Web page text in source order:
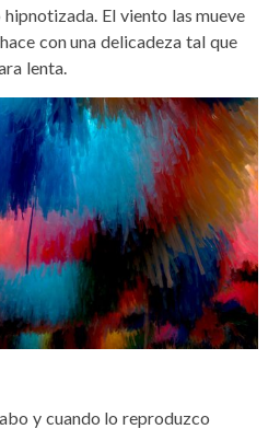
El viento las mueve
con una delicadeza tal que
lenta.
y cuando lo reproduzco